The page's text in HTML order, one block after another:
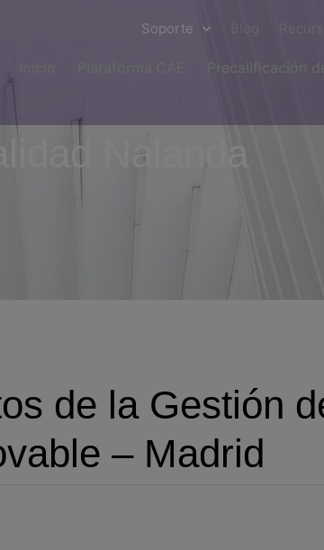
Soporte
Precalificación
Nalanda
de la Gestión
– Madrid